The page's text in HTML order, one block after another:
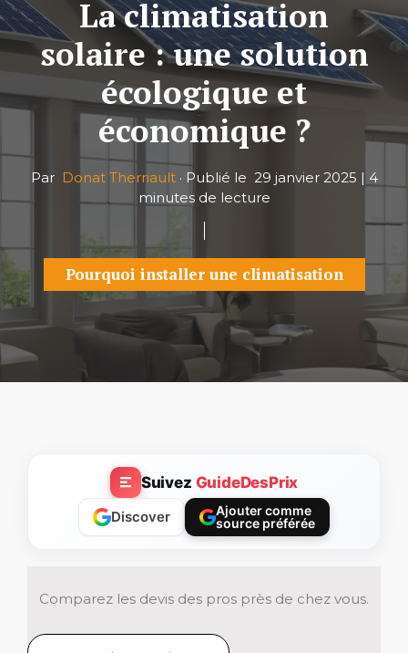
La climatisation
solaire : une solution
écologique et
économique ?
Par Donat Therriault · Publié le 29 janvier 2025 | 4
minutes de lecture
Pourquoi installer une climatisation
Suivez GuideDesPrix
Discover
Ajouter comme
source préférée
Comparez les devis des pros près de chez vous.